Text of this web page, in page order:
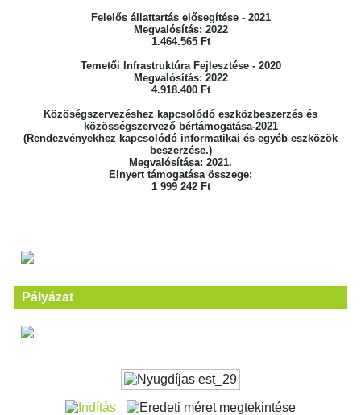
Felelős állattartás elősegítése - 2021
Megvalósítás: 2022
1.464.565 Ft
Temetői Infrastruktúra Fejlesztése - 2020
Megvalósítás: 2022
4.918.400 Ft
Közöségszervezéshez kapcsolódó eszközbeszerzés és
közösségszervező bértámogatása-2021
(Rendezvényekhez kapcsolódó informatikai és egyéb eszközök
beszerzése.)
Megvalósítása: 2021.
Elnyert támogatása összege:
1 999 242 Ft
Pályázat